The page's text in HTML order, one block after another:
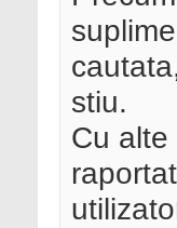
stiu.
Cu